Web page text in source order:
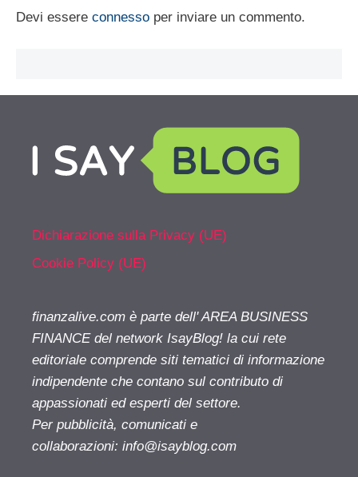
Devi essere connesso per inviare un commento.
Dichiarazione sulla Privacy (UE)
Cookie Policy (UE)
finanzalive.com è parte dell' AREA BUSINESS
FINANCE del network IsayBlog! la cui rete
editoriale comprende siti tematici di informazione
indipendente che contano sul contributo di
appassionati ed esperti del settore.
Per pubblicità, comunicati e
collaborazioni: info@isayblog.com